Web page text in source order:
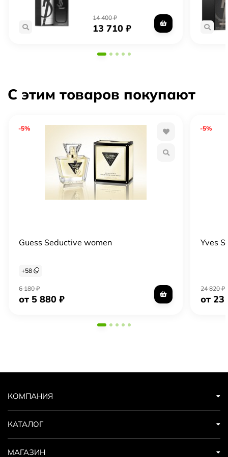
заводской упаковке14 400₽
13 710₽
С этим товаров покупают
-5%
Guess Seductive women
+58
6 180₽
от 5 880₽
-5%
Yves
24 820₽
от
КОМПАНИЯ
КАТАЛОГ
МАГАЗИН